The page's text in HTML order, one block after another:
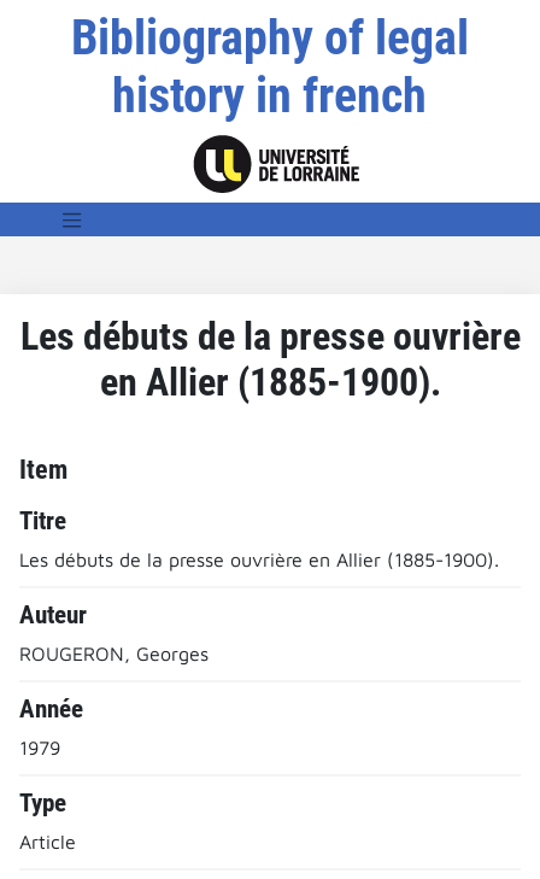
Bibliography of legal
history in french
Les débuts de la presse ouvrière
en Allier (1885-1900).
Item
Titre
Les débuts de la presse ouvrière en Allier (1885-1900).
Auteur
ROUGERON, Georges
Année
1979
Type
Article